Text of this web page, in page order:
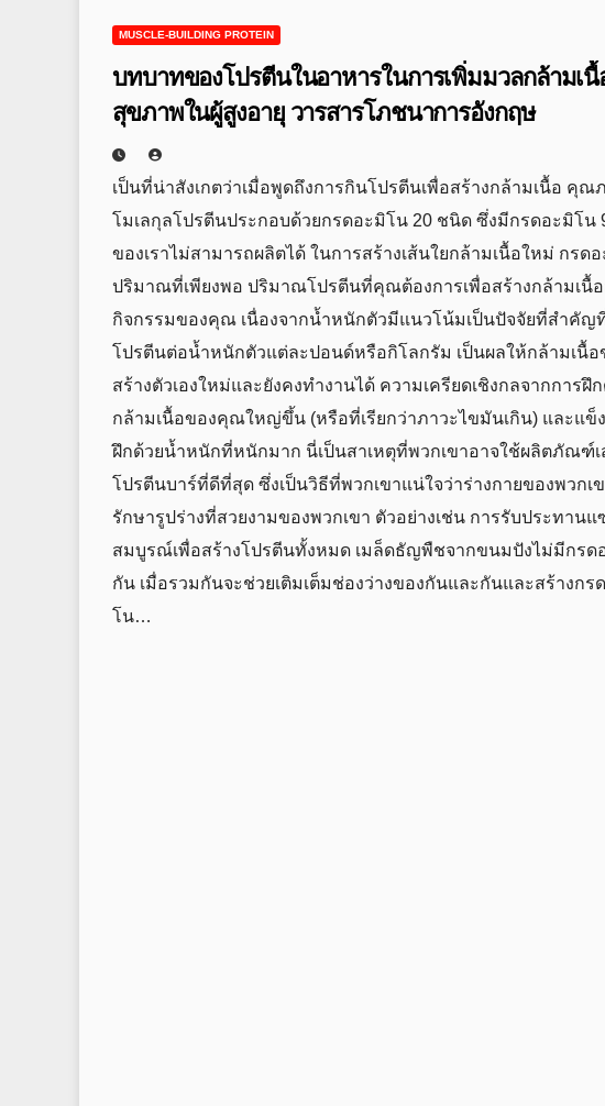
MUSCLE-BUILDING PROTEIN
บทบาทของโปรตีนในอาหารในการเพิ่มมวลกล้ามเ
สุขภาพในผู้สูงอายุ วารสารโภชนาการอังกฤษ
เป็นที่น่าสังเกตว่าเมื่อพูดถึงการกินโปรตีนเพื่อสร้างกล้ามเนื้อ
โมเลกุลโปรตีนประกอบด้วยกรดอะมิโน 20 ชนิด ซึ่งมีกรดอะมิโน
ของเราไม่สามารถผลิตได้ ในการสร้างเส้นใยกล้ามเนื้อใหม่ กร
ปริมาณที่เพียงพอ ปริมาณโปรตีนที่คุณต้องการเพื่อสร้างกล้ามเ
กิจกรรมของคุณ เนื่องจากน้ำหนักตัวมีแนวโน้มเป็นปัจจัยที่สำคัญ
โปรตีนต่อน้ำหนักตัวแต่ละปอนด์หรือกิโลกรัม เป็นผลให้กล้ามเนื้
สร้างตัวเองใหม่และยังคงทำงานได้ ความเครียดเชิงกลจากกา
กล้ามเนื้อของคุณใหญ่ขึ้น (หรือที่เรียกว่าภาวะไขมันเกิน) และแข็
ฝึกด้วยน้ำหนักที่หนักมาก นี่เป็นสาเหตุที่พวกเขาอาจใช้ผลิตภัณฑ์
โปรตีนบาร์ที่ดีที่สุด ซึ่งเป็นวิธีที่พวกเขาแน่ใจว่าร่างกายของพวก
รักษารูปร่างที่สวยงามของพวกเขา ตัวอย่างเช่น การรับประทาน
สมบูรณ์เพื่อสร้างโปรตีนทั้งหมด เมล็ดธัญพืชจากขนมปังไม่มีกรด
กัน เมื่อรวมกันจะช่วยเติมเต็มช่องว่างของกันและกันและสร้างก
โน…